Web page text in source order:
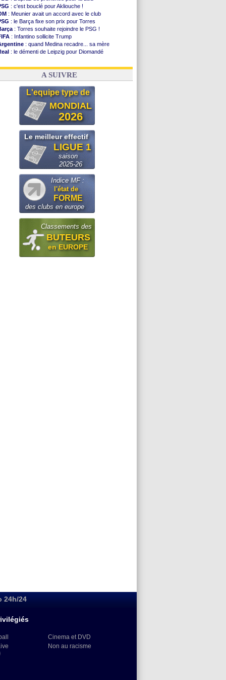
: c'est bouclé pour Akliouche !
: Meunier avait un accord avec le club
: le Barça fixe son prix pour Torres
: Torres souhaite rejoindre le PSG !
: Infantino sollicite Trump
: quand Medina recadre... sa mère
: le démenti de Leipzig pour Diomandé
: le conseiller d'Infantino démissionne !
A SUIVRE
L'equipe type de
MONDIAL
2026
Le meilleur effectif
LIGUE 1
saison
2025-26
Indice MF :
l'état de
FORME
des clubs en europe
Classements des
BUTEURS
en EUROPE
24h/24
Cinema et DVD
Non au racisme